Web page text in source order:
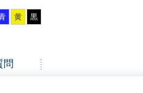
黄 黒
問